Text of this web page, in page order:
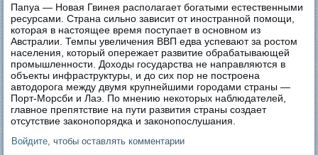
Папуа — Новая Гвинея располагает богатыми естественными
ресурсами. Страна сильно зависит от иностранной помощи,
которая в настоящее время поступает в основном из
Австралии. Темпы увеличения ВВП едва успевают за ростом
населения, который опережает развитие обрабатывающей
промышленности. Доходы государства не направляются в
объекты инфраструктуры, и до сих пор не построена
автодорога между двумя крупнейшими городами страны —
Порт-Морсби и Лаэ. По мнению некоторых наблюдателей,
главное препятствие на пути развития страны создает
отсутствие законопорядка и законопослушания.
Войдите , чтобы оставлять комментарии